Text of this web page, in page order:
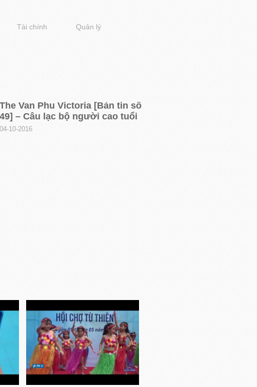
Tài chính Quản lý
The Van Phu Victoria [Bản tin số
49] – Câu lạc bộ người cao tuổi
04-10-2016